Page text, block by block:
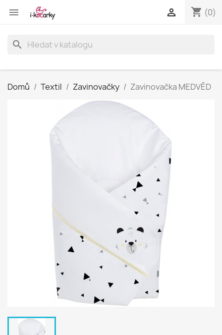
 shopping_cart (0)

search
Domů Textil Zavinovačky Zavinovačka MEDVĚD